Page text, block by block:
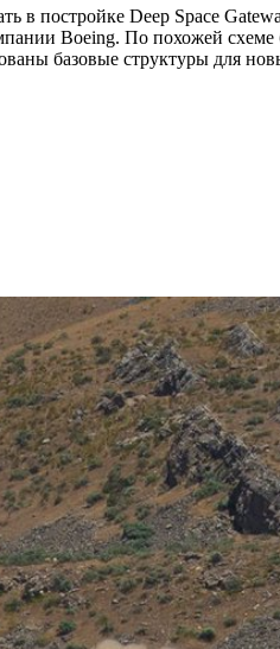
постройке Deep Space
Boeing. По похожей
базовые структуры для